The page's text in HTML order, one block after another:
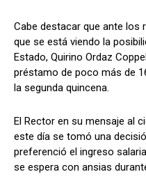
Cabe destacar que ante los
que se está viendo la
Estado, Quirino Ordaz
préstamo de poco más de
la segunda quincena.
El Rector en su mensaje al
este día se tomó una
preferenció el ingreso
se espera con ansias